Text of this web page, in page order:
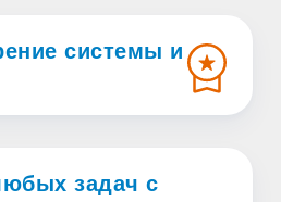
системы и
задач с